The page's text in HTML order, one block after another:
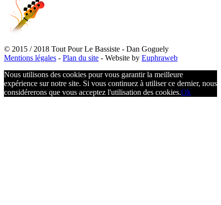
© 2015 / 2018 Tout Pour Le Bassiste - Dan Goguely
Mentions légales - Plan du site - Website by Euphraweb
Nous utilisons des cookies pour vous garantir la meilleure
expérience sur notre site. Si vous continuez à utiliser ce dernier, nous
considérerons que vous acceptez l'utilisation des cookies.Ok